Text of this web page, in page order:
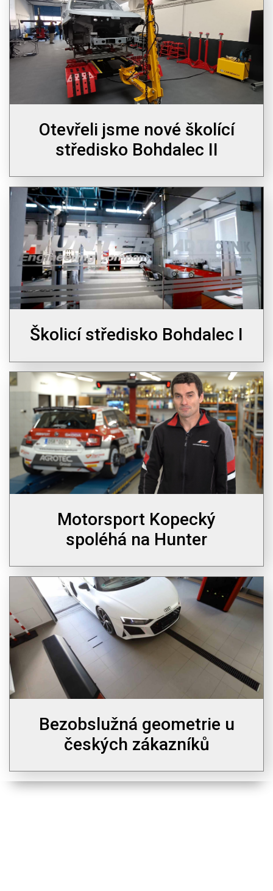
Otevřeli jsme nové školící
středisko Bohdalec II
Školicí středisko Bohdalec I
Motorsport Kopecký
spoléhá na Hunter
Bezobslužná geometrie u
českých zákazníků